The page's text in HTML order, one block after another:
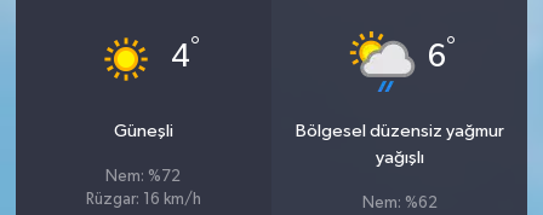
4°
Güneşli
Nem: %72
Rüzgar: 16 km/h
6°
Bölgesel düzensiz yağmur
yağışlı
Nem: %62